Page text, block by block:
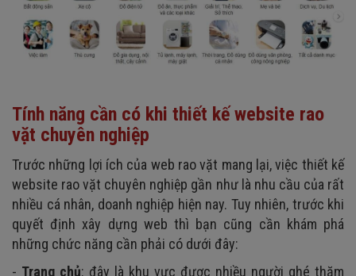
Tính năng cần có khi thiết kế website rao
vặt chuyên nghiệp
Trước những lợi ích của web rao vặt mang lại, việc thiết kế
website rao vặt chuyên nghiệp gần như là nhu cầu của rất
nhiều cá nhân, doanh nghiệp hiện nay. Tuy nhiên, trước khi
quyết định xây dựng web thì bạn cũng cần khám phá
những chức năng cần phải có dưới đây:
- Trang chủ: đây là khu vực được nhiều người ghé thăm